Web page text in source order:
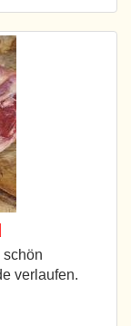
schön
verlaufen.